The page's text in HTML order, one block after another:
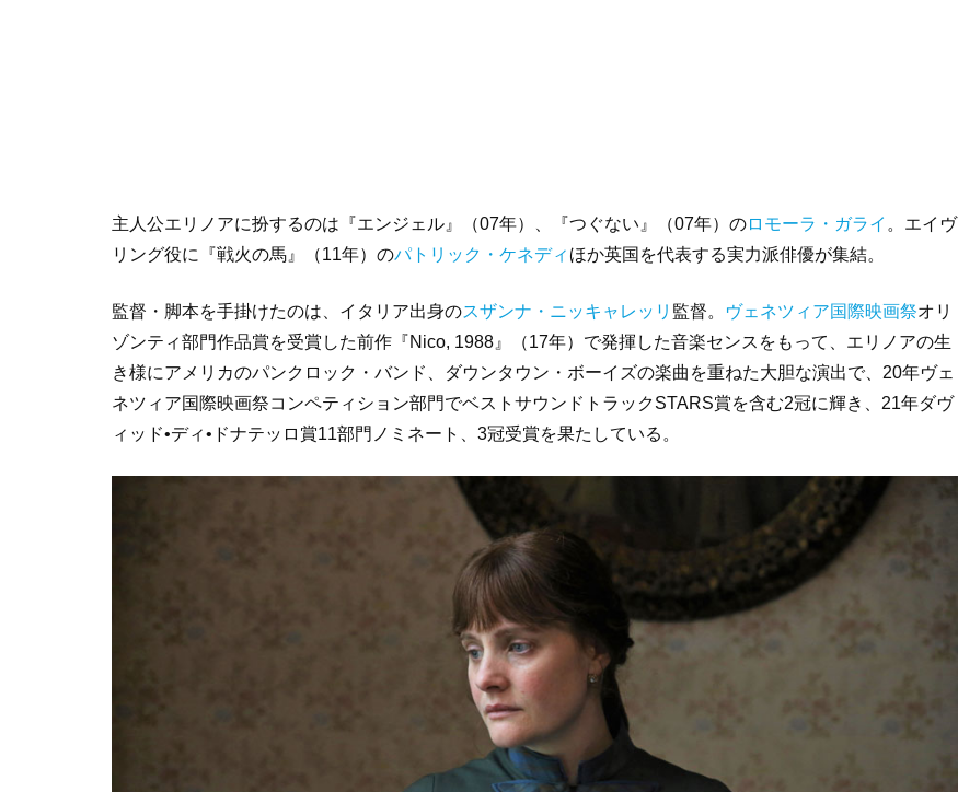
主人公エリノアに扮するのは『エンジェル』（07年）、『つぐない』（07年）のロモーラ・ガライ 。エイヴ
リング役に『戦火の馬』（11年）のパトリック・ケネディ ほか英国を代表する実力派俳優が集結。
監督・脚本を手掛けたのは、イタリア出身のスザンナ・ニッキャレッリ 監督。 ヴェネツィア国際映画祭オリ
ゾンティ部門作品賞を受賞した前作『Nico, 1988』（17年）で発揮した音楽センスをもって、エリノアの生
き様にアメリカのパンクロック・バンド、ダウンタウン・ボーイズの楽曲を重ねた大胆な演出で、20年ヴェ
ネツィア国際映画祭コンペティション部門でベストサウンドトラックSTARS賞を含む2冠に輝き、21年ダヴ
ィッド•ディ•ドナテッロ賞11部門ノミネート、3冠受賞を果たしている。